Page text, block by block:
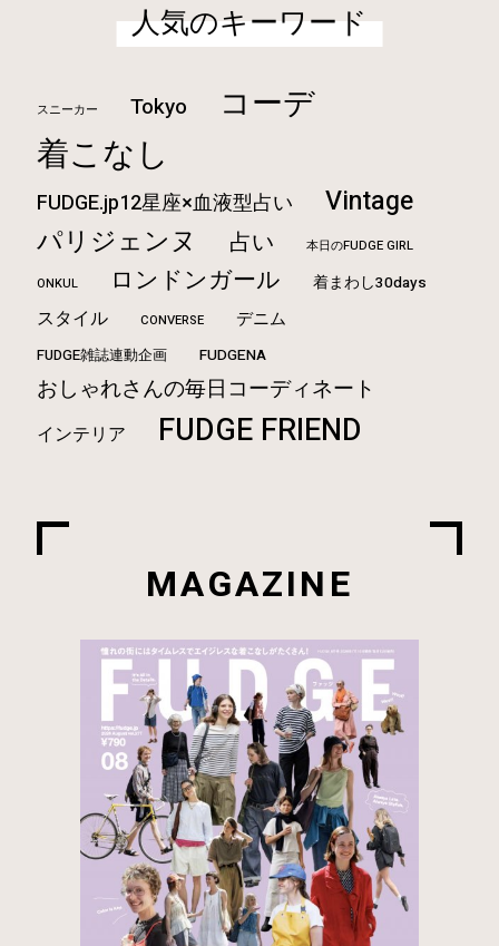
人気のキーワード
スニーカー Tokyo コーデ
着こなし
FUDGE.jp12星座×血液型占い Vintage
パリジェンヌ 占い
本日のFUDGE GIRL
ONKUL
ロンドンガール 着まわし30days
スタイル CONVERSE デニム
FUDGE雑誌連動企画 FUDGENA
おしゃれさんの毎日コーディネート
インテリア FUDGE FRIEND
MAGAZINE